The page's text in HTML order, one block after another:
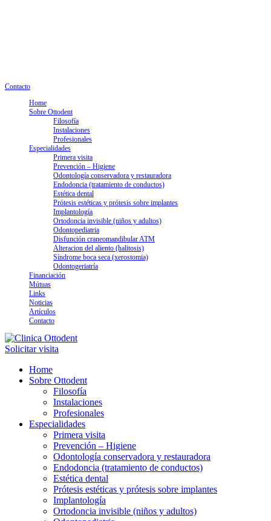
Contacto
Home
Sobre Ottodent
Filosofía
Instalaciones
Profesionales
Especialidades
Primera visita
Prevención – Higiene
Odontología conservadora y restauradora
Endodoncia (tratamiento de conductos)
Estética dental
Prótesis estéticas y prótesis sobre implantes
Implantología
Ortodoncia invisible (niños y adultos)
Odontopediatria
Disfunción craneomandibular ATM
Alteracion del aliento (halitosis)
Síndrome boca seca (xerostomia)
Odontogeriatría
Financiación
Mútuas
Links
Noticias
Artículos
Contacto
Clinica Ottodent
Solicitar visita
Home
Sobre Ottodent
Filosofía
Instalaciones
Profesionales
Especialidades
Primera visita
Prevención – Higiene
Odontología conservadora y restauradora
Endodoncia (tratamiento de conductos)
Estética dental
Prótesis estéticas y prótesis sobre implantes
Implantología
Ortodoncia invisible (niños y adultos)